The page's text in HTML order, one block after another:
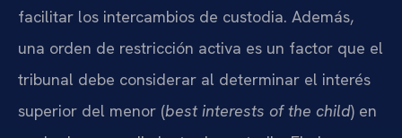
facilitar los intercambios de custodia. Además,
una orden de restricción activa es un factor que el
tribunal debe considerar al determinar el interés
superior del menor (best interests of the child) en